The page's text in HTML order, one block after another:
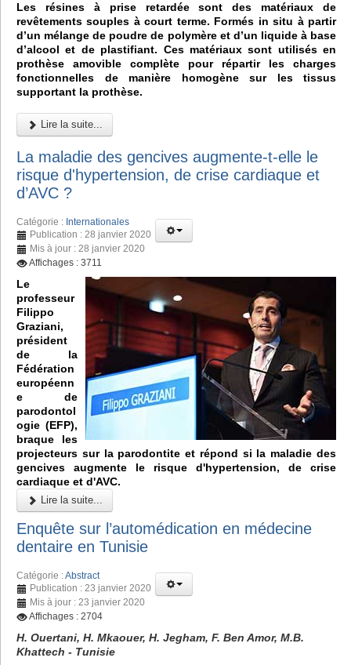
Les résines à prise retardée sont des matériaux de
revêtements souples à court terme. Formés in situ à partir
d’un mélange de poudre de polymère et d’un liquide à base
d’alcool et de plastifiant. Ces matériaux sont utilisés en
prothèse amovible complète pour répartir les charges
fonctionnelles de manière homogène sur les tissus
supportant la prothèse.
Lire la suite...
La maladie des gencives augmente-t-elle le
risque d'hypertension, de crise cardiaque et
d’AVC ?
Catégorie : Internationales
Publication : 28 janvier 2020
Mis à jour : 28 janvier 2020
Affichages : 3711
Le
professeur
Filippo
Graziani,
président
de la
Fédération
européenn
e de
parodontol
ogie (EFP),
braque les
projecteurs sur la parodontite et répond si la maladie des
gencives augmente le risque d'hypertension, de crise
cardiaque et d'AVC.
Lire la suite...
Enquête sur l’automédication en médecine
dentaire en Tunisie
Catégorie :Abstract
Publication : 23 janvier 2020
Mis à jour : 23 janvier 2020
Affichages : 2704
H. Ouertani, H. Mkaouer, H. Jegham, F. Ben Amor, M.B.
Khattech - Tunisie